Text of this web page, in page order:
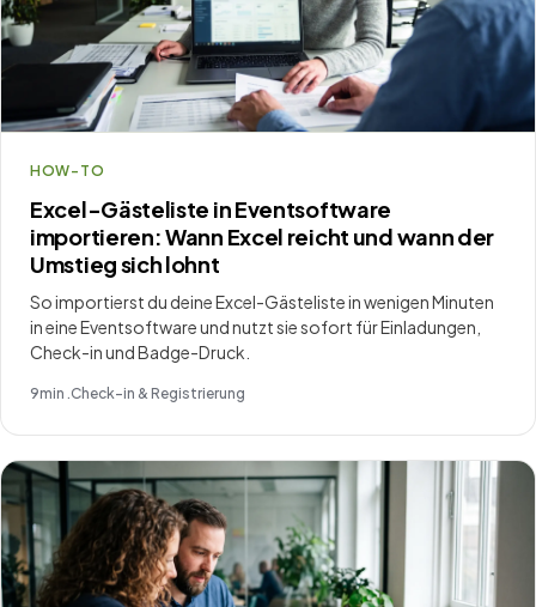
HOW-TO
Excel-Gästeliste in Eventsoftware
importieren: Wann Excel reicht und wann der
Umstieg sich lohnt
So importierst du deine Excel-Gästeliste in wenigen Minuten
in eine Eventsoftware und nutzt sie sofort für Einladungen,
Check-in und Badge-Druck.
9min .Check-in & Registrierung